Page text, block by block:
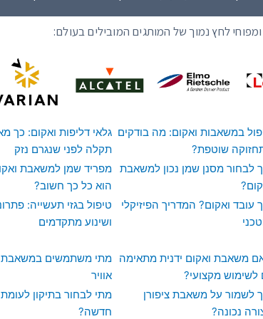
a
r
k
-
a
p
p
a
l
לחץ נמוך של המותגים המובילים בעולם:
במשאבות ואקום: מה בודקים
שוטפת?
גלאי דליפות ואקום: כך
תקלה לפני שנגרם נזק
לבחור מסנן שמן נכון למשאבת מפריד שמן למשאבת
הוא כל כך חשוב?
עובד ואקום? המדריך הפיזיקלי
טיפול בגזי תעשייה:
ושינוע מתקדמים
משאבת ואקום ידנית מתאימה
לשימוש מקצועי?
מתי משתמשים במשאבת
אוויר
לשמור על משאבת ציפורן
נכונה?
מתי לבחור בתיקון
חדשה?